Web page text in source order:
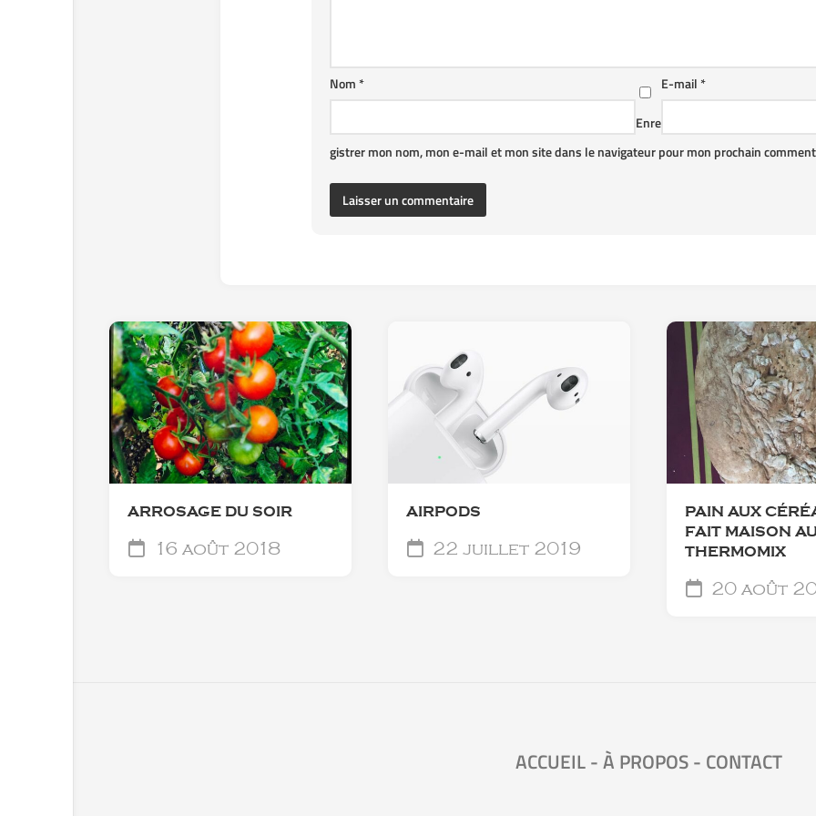
E-mail*
Nom*
Enre
gistrer mon nom, mon e-mail et mon site dans le navigateur pour mon prochain
ARROSAGE DU SOIR
16 août 2018
AIRPODS
22 juillet 2019
PAIN AUX
FAIT MAISON
THERMOMIX
20 août
ACCUEIL-À PROPOS- CONTACT